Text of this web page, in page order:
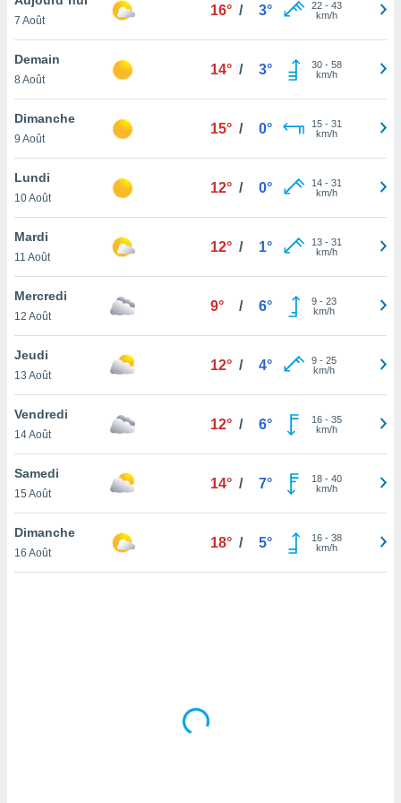
et
»,
au
vous
qu'ils
ou
le
ainsi
un
la
du
en
de
7 Août
16° / 3° 22- 43
km/h
Demain
8 Août
14° / 3° 30- 58
km/h
Dimanche
9 Août
15° / 0° 15- 31
km/h
Lundi
10 Août
12° / 0° 14- 31
km/h
Mardi
11 Août
12° / 1° 13- 31
km/h
Mercredi
12 Août
9° / 6° 9- 23
km/h
Jeudi
13 Août
12° / 4° 9- 25
km/h
Vendredi
14 Août
12° / 6° 16- 35
km/h
Samedi
15 Août
14° / 7° 18- 40
km/h
Dimanche
16 Août
18° / 5° 16- 38
km/h